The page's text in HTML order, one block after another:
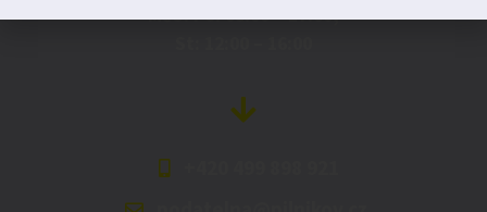
MěU: Po: 08:00 – 17:00,